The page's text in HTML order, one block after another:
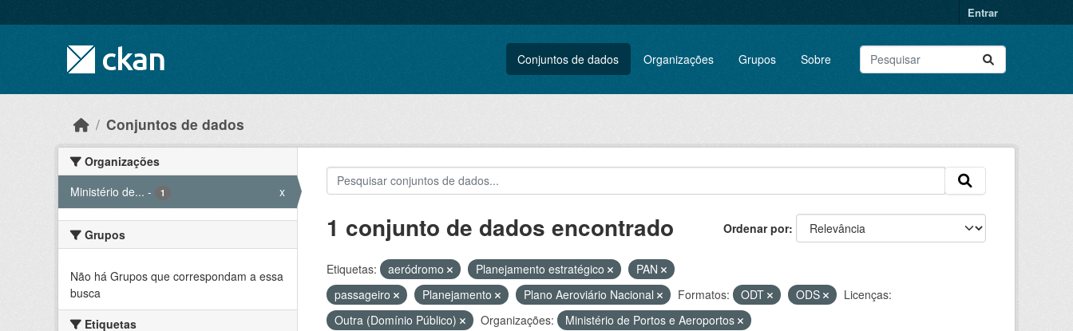
Entrar
Conjuntos de dados Organizações Grupos Sobre
Conjuntos de dados
Organizações
Ministério de... - 1 x
Grupos
Não há Grupos que correspondam a essa
busca
Etiquetas
Ordenar por
1 conjunto de dados encontrado
Etiquetas: aeródromo Planejamento estratégico
PAN
passageiro
Planejamento Plano Aeroviário Nacional Formatos: ODT ODS
Licenças:
Outra (Domínio Público)
Organizações: Ministério de Portos e Aeroportos